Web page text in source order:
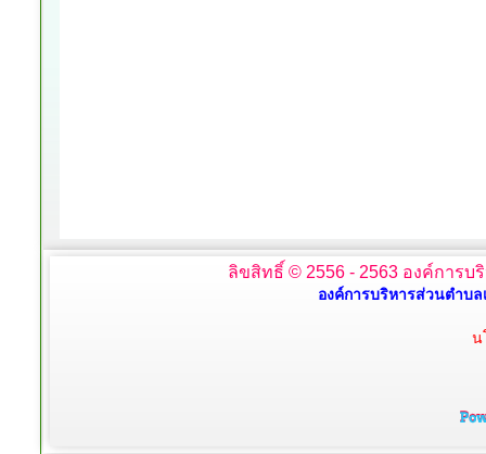
ลิขสิทธิ์ © 2556 - 2563 องค์การบ
องค์การบริหารส่วนตำบล
น